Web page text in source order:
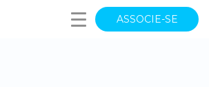
ASSOCIE-SE